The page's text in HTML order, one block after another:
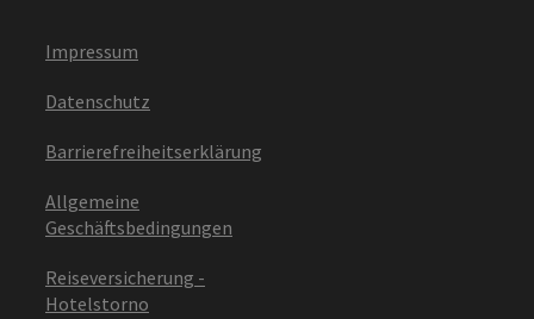
Impressum
Datenschutz
Barrierefreiheitserklärung
Allgemeine
Geschäftsbedingungen
Reiseversicherung -
Hotelstorno